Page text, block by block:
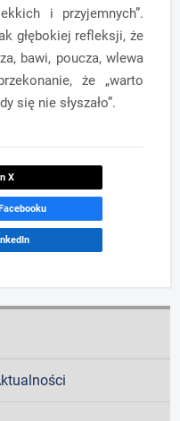
i przyjemnych”.
głębokiej refleksji, że
bawi, poucza, wlewa
że „warto
się nie słyszało”.
X